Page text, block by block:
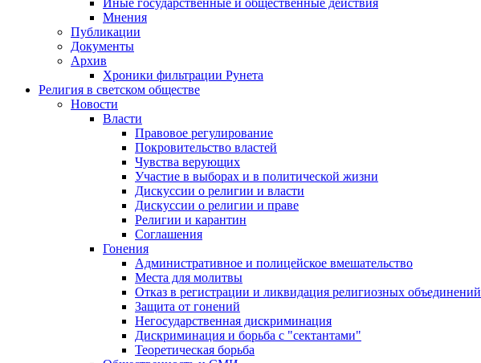
Иные государственные и общественные действия
Мнения
Публикации
Документы
Архив
Хроники фильтрации Рунета
Религия в светском обществе
Новости
Власти
Правовое регулирование
Покровительство властей
Чувства верующих
Участие в выборах и в политической жизни
Дискуссии о религии и власти
Дискуссии о религии и праве
Религии и карантин
Соглашения
Гонения
Административное и полицейское вмешательство
Места для молитвы
Отказ в регистрации и ликвидация религиозных объединений
Защита от гонений
Негосударственная дискриминация
Дискриминация и борьба с "сектантами"
Теоретическая борьба